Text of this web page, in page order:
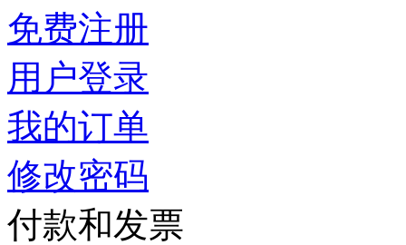
免费注册
用户登录
我的订单
修改密码
付款和发票